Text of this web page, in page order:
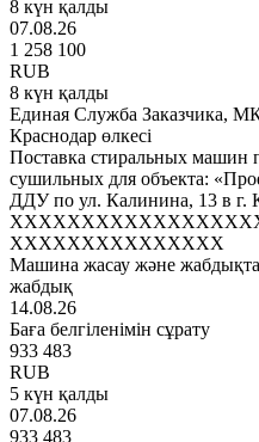
8 күн қалды
07.08.26
1 258 100
RUB
8 күн қалды
Единая Служба Заказчика,
Краснодар өлкесі
Поставка стиральных машин
сушильных для объекта:
ДДУ по ул. Калинина, 13 в г.
XXXXXXXXXXXXXXX
Машина жасау және
жабдық
14.08.26
Баға белгіленімін сұрату
933 483
RUB
5 күн қалды
07.08.26
933 483